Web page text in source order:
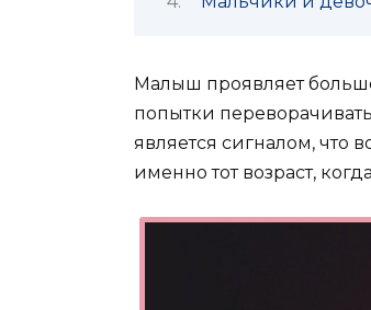
Малыш проявляет
попытки
является сигналом, что
именно тот возраст,